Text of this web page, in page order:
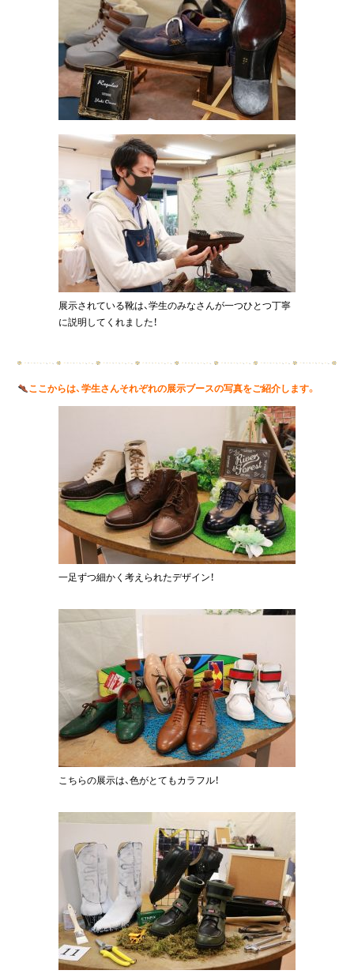
展示されている靴は、学生のみなさんが一つひとつ丁寧
に説明してくれました！
ここからは、学生さんそれぞれの展示ブースの写真をご紹介します。
一足ずつ細かく考えられたデザイン！
こちらの展示は、色がとてもカラフル！